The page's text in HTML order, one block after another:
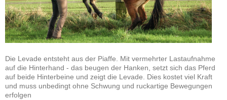
Die Levade entsteht aus der Piaffe. Mit vermehrter Lastaufnahme
auf die Hinterhand - das beugen der Hanken, setzt sich das Pferd
auf beide Hinterbeine und zeigt die Levade. Dies kostet viel Kraft
und muss unbedingt ohne Schwung und ruckartige Bewegungen
erfolgen